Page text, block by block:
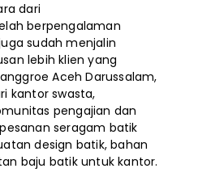
dari
berpengalaman
sudah menjalin
lebih klien yang
Aceh Darussalam,
kantor swasta,
pengajian dan
seragam batik
design batik, bahan
baju batik untuk kantor.